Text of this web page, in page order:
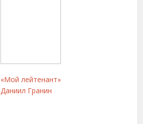
«Мой лейтенант»
Даниил Гранин